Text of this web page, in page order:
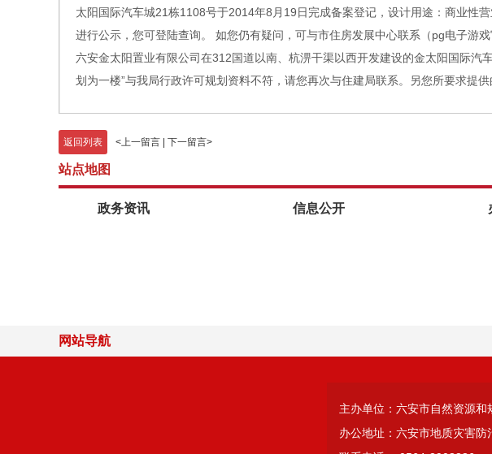
太阳国际汽车城21栋1108号于2014年8月19日完成备案登记，设计用途：商业性
进行公示，您可登陆查询。 如您仍有疑问，可与市住房发展中心联系（pg电子游
六安金太阳置业有限公司在312国道以南、杭淠干渠以西开发建设的金太阳国际
划为一楼”与我局行政许可规划资料不符，请您再次与住建局联系。另您所要求提
返回列表 <上一留言 下一留言>
站点地图
政务资讯 信息公开
网站导航
主办单位：六安市自然资源和
办公地址：六安市地质灾害防